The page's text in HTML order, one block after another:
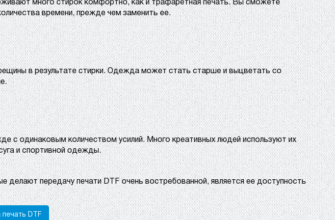
много стирок комфортно, как и трафаретная печать. Вы сможете
времени, прежде чем заменить ее.
в результате стирки. Одежда может стать старше и выцветать со
с одинаковым количеством усилий. Много креативных людей используют их
и спортивной одежды.
передачу печати DTF очень востребованной, является ее доступность
печать DTF